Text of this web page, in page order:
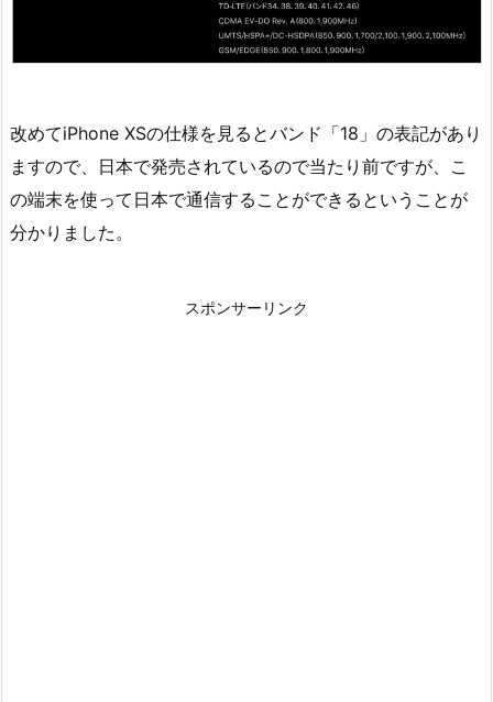
改めてiPhone XSの仕様を見るとバンド「18」の表記があり
ますので、日本で発売されているので当たり前ですが、こ
の端末を使って日本で通信することができるということが
分かりました。
スポンサーリンク